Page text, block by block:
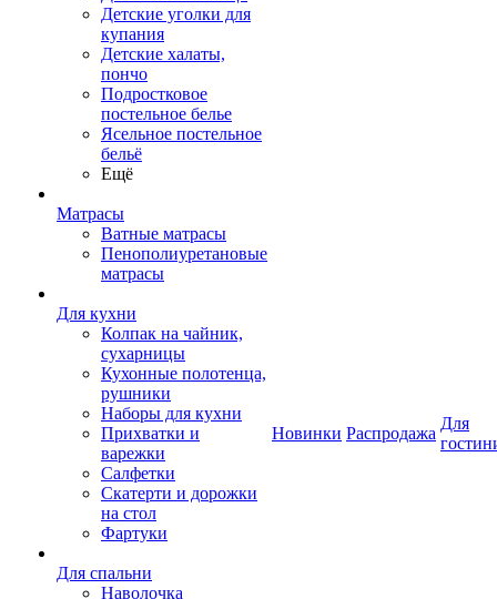
Детские уголки для
купания
Детские халаты,
пончо
Подростковое
постельное белье
Ясельное постельное
бельё
Ещё
Матрасы
Ватные матрасы
Пенополиуретановые
матрасы
Для кухни
Колпак на чайник,
сухарницы
Кухонные полотенца,
рушники
Наборы для кухни
Прихватки и
варежки
Салфетки
Скатерти и дорожки
на стол
Фартуки
Для спальни
Наволочка
Новинки Распродажа
Для